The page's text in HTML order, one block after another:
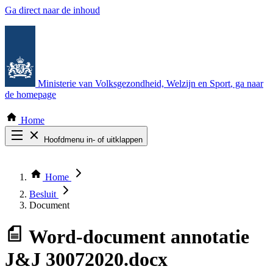
Ga direct naar de inhoud
Ministerie van Volksgezondheid, Welzijn en Sport, ga naar
de homepage
Home
Hoofdmenu in- of uitklappen
Thema COVID-19
Bekijk per bestuursorgaan
Home
Besluit
Document
Word-document annotatie
J&J 30072020.docx